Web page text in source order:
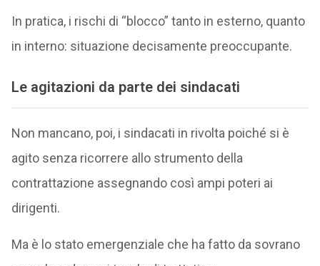
In pratica, i rischi di “blocco” tanto in esterno, quanto
in interno: situazione decisamente preoccupante.
Le agitazioni da parte dei sindacati
Non mancano, poi, i sindacati in rivolta poiché si è
agito senza ricorrere allo strumento della
contrattazione assegnando così ampi poteri ai
dirigenti.
Ma è lo stato emergenziale che ha fatto da sovrano